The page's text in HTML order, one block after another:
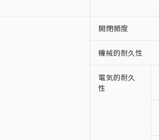
開閉頻度
機械的耐久性
電気的耐久
性